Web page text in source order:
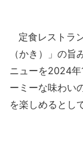
定食レストラ
（かき）」の
ニューを2024年
ーミーな味わい
を楽しめるとし